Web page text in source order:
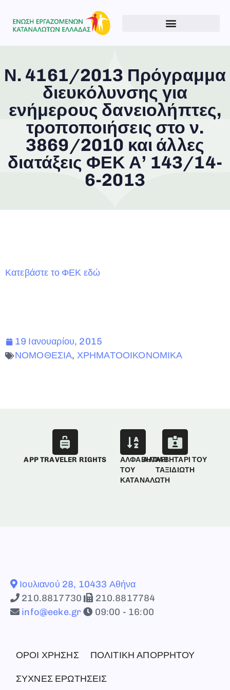
Ν. 4161/2013 Πρόγραμμα
διευκόλυνσης για
ενήμερους δανειολήπτες,
τροποποιήσεις στο ν.
3869/2010 και άλλες
διατάξεις ΦΕΚ Α’ 143/14-
6-2013
Κατεβάστε το ΦΕΚ εδώ
19 Ιανουαρίου, 2015
ΝΟΜΟΘΕΣΙΑ, ΧΡΗΜΑΤΟΟΙΚΟΝΟΜΙΚΑ
APP TRAVELER RIGHTS
ΑΛΦΑΒΗΤΑΡΙ
ΤΟΥ
ΚΑΤΑΝΑΛΩΤΗ
ΑΛΦΑΒΗΤΑΡΙ ΤΟΥ
ΤΑΞΙΔΙΩΤΗ
Ιουλιανού 28, 10433 Αθήνα
210.8817730
210.8817784
info@eeke.gr
09:00 - 16:00
ΟΡΟΙ ΧΡΗΣΗΣ ΠΟΛΙΤΙΚΗ ΑΠΟΡΡΗΤΟΥ
ΣΥΧΝΕΣ ΕΡΩΤΗΣΕΙΣ
Type and hit enter